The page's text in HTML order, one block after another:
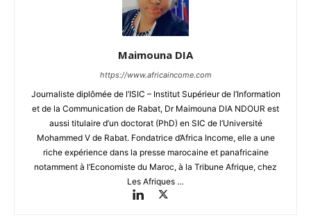
Maimouna DIA
https://www.africaincome.com
Journaliste diplômée de l’ISIC – Institut Supérieur de l’Information
et de la Communication de Rabat, Dr Maimouna DIA NDOUR est
aussi titulaire d’un doctorat (PhD) en SIC de l’Université
Mohammed V de Rabat. Fondatrice d’Africa Income, elle a une
riche expérience dans la presse marocaine et panafricaine
notamment à l’Economiste du Maroc, à la Tribune Afrique, chez
Les Afriques …